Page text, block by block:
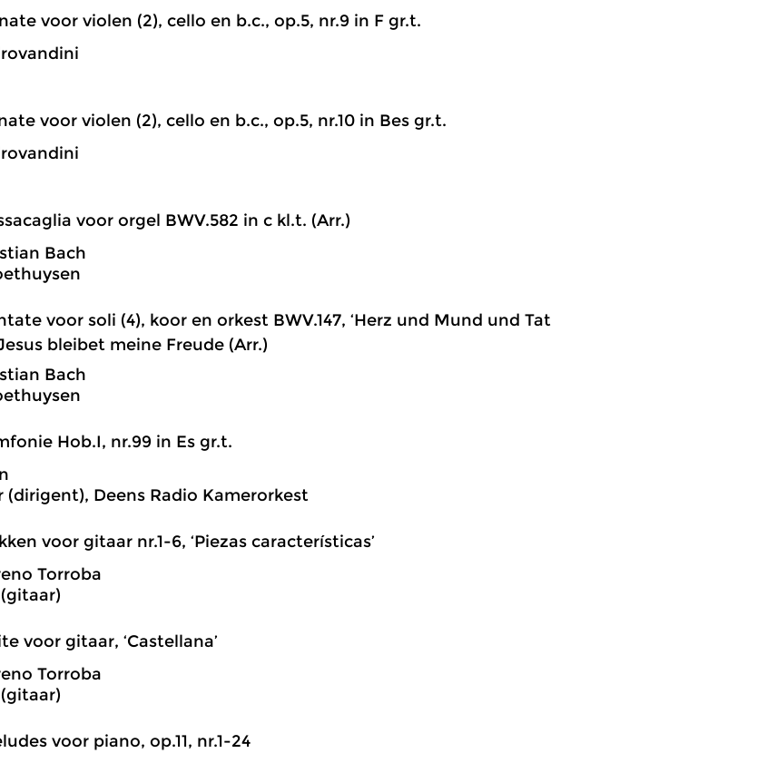
voor violen (2), cello en b.c., op.5, nr.9 in F gr.t.
voor violen (2), cello en b.c., op.5, nr.10 in Bes gr.t.
voor orgel BWV.582 in c kl.t. (Arr.)
Bach
voor soli (4), koor en orkest BWV.147, ‘Herz und Mund und Tat
bleibet meine Freude (Arr.)
Bach
Hob.I, nr.99 in Es gr.t.
(dirigent), Deens Radio Kamerorkest
voor gitaar nr.1-6, ‘Piezas características’
Torroba
voor gitaar, ‘Castellana’
Torroba
voor piano, op.11, nr.1-24